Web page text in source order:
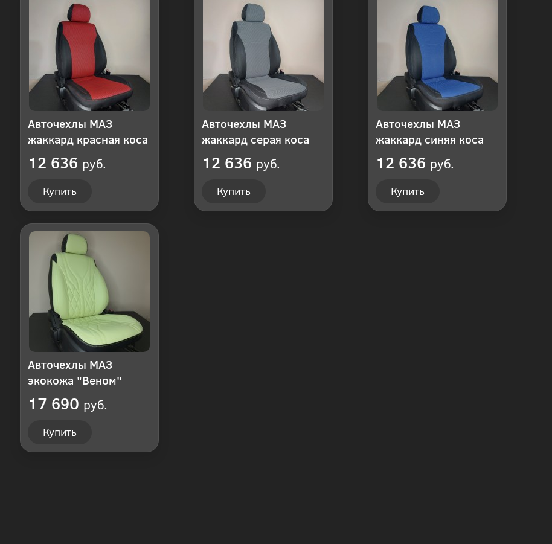
Авточехлы МАЗ
жаккард красная коса
12 636 руб.
Купить
Авточехлы МАЗ
жаккард серая коса
12 636 руб.
Купить
Авточехлы МАЗ
жаккард синяя коса
12 636 руб.
Купить
Авточехлы МАЗ
экокожа "Веном"
17 690 руб.
Купить